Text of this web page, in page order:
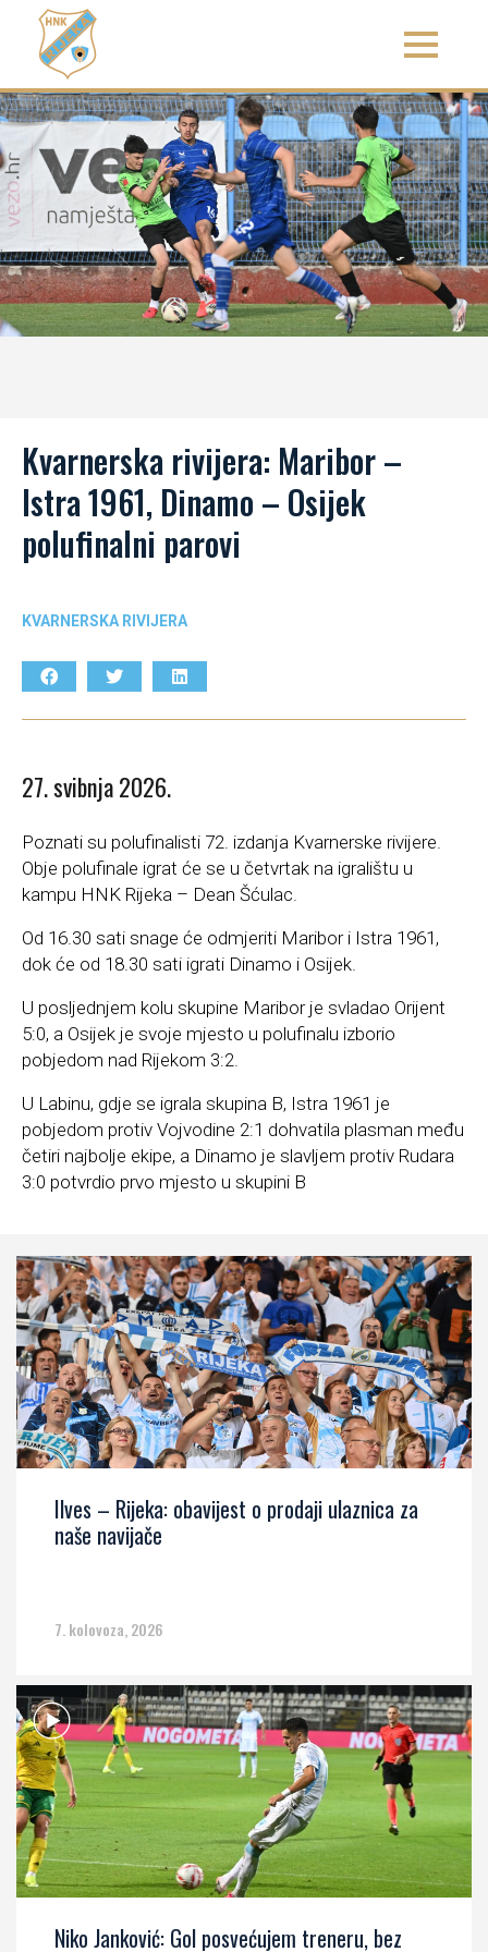
Kvarnerska rivijera: Maribor –
Istra 1961, Dinamo – Osijek
polufinalni parovi
KVARNERSKA RIVIJERA
27. svibnja 2026.
Poznati su polufinalisti 72. izdanja Kvarnerske rivijere.
Obje polufinale igrat će se u četvrtak na igralištu u
kampu HNK Rijeka – Dean Šćulac.
Od 16.30 sati snage će odmjeriti Maribor i Istra 1961,
dok će od 18.30 sati igrati Dinamo i Osijek.
U posljednjem kolu skupine Maribor je svladao Orijent
5:0, a Osijek je svoje mjesto u polufinalu izborio
pobjedom nad Rijekom 3:2.
U Labinu, gdje se igrala skupina B, Istra 1961 je
pobjedom protiv Vojvodine 2:1 dohvatila plasman među
četiri najbolje ekipe, a Dinamo je slavljem protiv Rudara
3:0 potvrdio prvo mjesto u skupini B
Ilves – Rijeka: obavijest o prodaji ulaznica za
naše navijače
7. kolovoza, 2026
Niko Janković: Gol posvećujem treneru, bez